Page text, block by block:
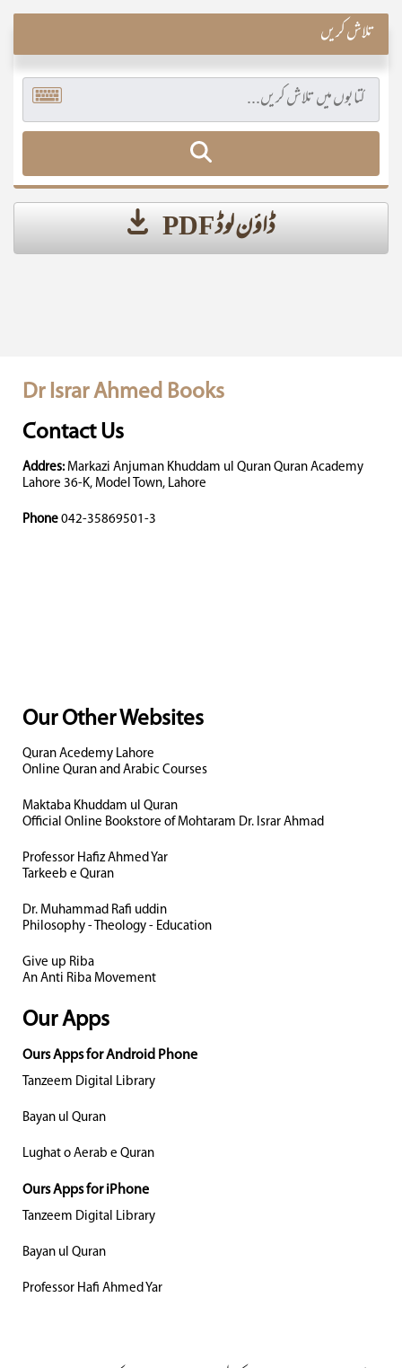
تلاش کریں
ڈاؤن لوڈ PDF
Dr Israr Ahmed Books
Contact Us
Addres: Markazi Anjuman Khuddam ul Quran Quran Academy
Lahore 36-K, Model Town, Lahore
Phone 042-35869501-3
Our Other Websites
Quran Acedemy Lahore
Online Quran and Arabic Courses
Maktaba Khuddam ul Quran
Official Online Bookstore of Mohtaram Dr. Israr Ahmad
Professor Hafiz Ahmed Yar
Tarkeeb e Quran
Dr. Muhammad Rafi uddin
Philosophy - Theology - Education
Give up Riba
An Anti Riba Movement
Our Apps
Ours Apps for Android Phone
Tanzeem Digital Library
Bayan ul Quran
Lughat o Aerab e Quran
Ours Apps for iPhone
Tanzeem Digital Library
Bayan ul Quran
Professor Hafi Ahmed Yar